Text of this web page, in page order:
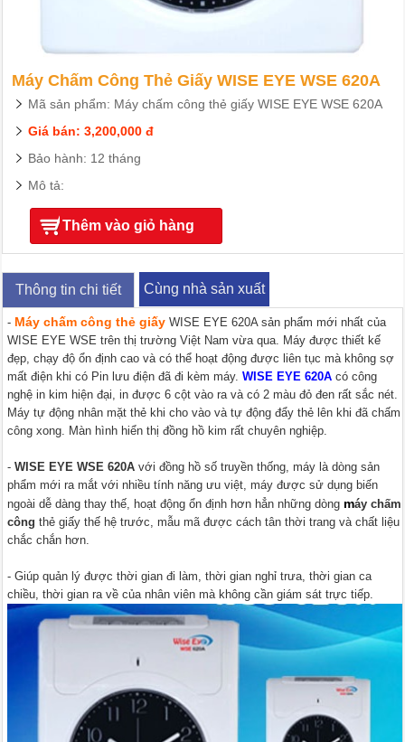
Máy Chấm Công Thẻ Giấy WISE EYE WSE 620A
Mã sản phẩm: Máy chấm công thẻ giấy WISE EYE WSE 620A
Giá bán: 3,200,000 đ
Bảo hành: 12 tháng
Mô tả:
Thêm vào giỏ hàng
Thông tin chi tiết Cùng nhà sản xuất
- Máy chấm công thẻ giấy WISE EYE 620A sản phẩm mới nhất của
WISE EYE WSE trên thị trường Việt Nam vừa qua. Máy được thiết kế
đẹp, chạy độ ổn định cao và có thể hoạt động được liên tục mà không sợ
mất điện khi có Pin lưu điện đã đi kèm máy.WISE EYE 620A có công
nghệ in kim hiện đại, in được 6 cột vào ra và có 2 màu đỏ đen rất sắc nét.
Máy tự động nhân mặt thẻ khi cho vào và tự động đẩy thẻ lên khi đã chấm
công xong. Màn hình hiển thị đồng hồ kim rất chuyên nghiệp.
-WISE EYE WSE 620A với đồng hồ số truyền thống, máy là dòng sản
phẩm mới ra mắt với nhiều tính năng ưu việt, máy được sử dụng biến
ngoài dễ dàng thay thế, hoạt động ổn định hơn hẳn những dòng máy chấm
công thẻ giấythế hệ trước, mẫu mã được cách tân thời trang và chất liệu
chắc chắn hơn.
- Giúp quản lý được thời gian đi làm, thời gian nghỉ trưa, thời gian ca
chiều, thời gian ra về của nhân viên mà không cần giám sát trực tiếp.